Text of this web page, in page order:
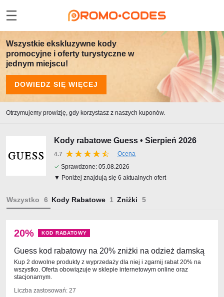
Wszystkie ekskluzywne kody
promocyjne i oferty turystyczne w
jednym miejscu!
DOWIEDZ SIĘ WIĘCEJ
Otrzymujemy prowizję, gdy korzystasz z naszych kuponów.
Kody rabatowe Guess • Sierpień 2026
4.7
Ocena
✓ Sprawdzone: 05.08.2026
▼ Poniżej znajdują się 6 aktualnych ofert
Wszystko Kody Rabatowe Zniżki
20% KOD RABATOWY
Guess kod rabatowy na 20% zniżki na odzież damską
Kup 2 dowolne produkty z wyprzedaży dla niej i zgarnij rabat 20% na
wszystko. Oferta obowiązuje w sklepie internetowym online oraz
stacjonarnym.
Liczba zastosowań: 27